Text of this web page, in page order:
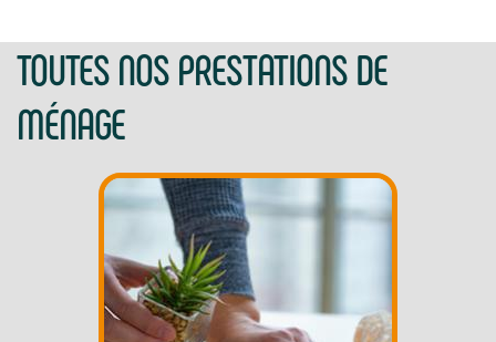
TOUTES NOS PRESTATIONS DE
MÉNAGE